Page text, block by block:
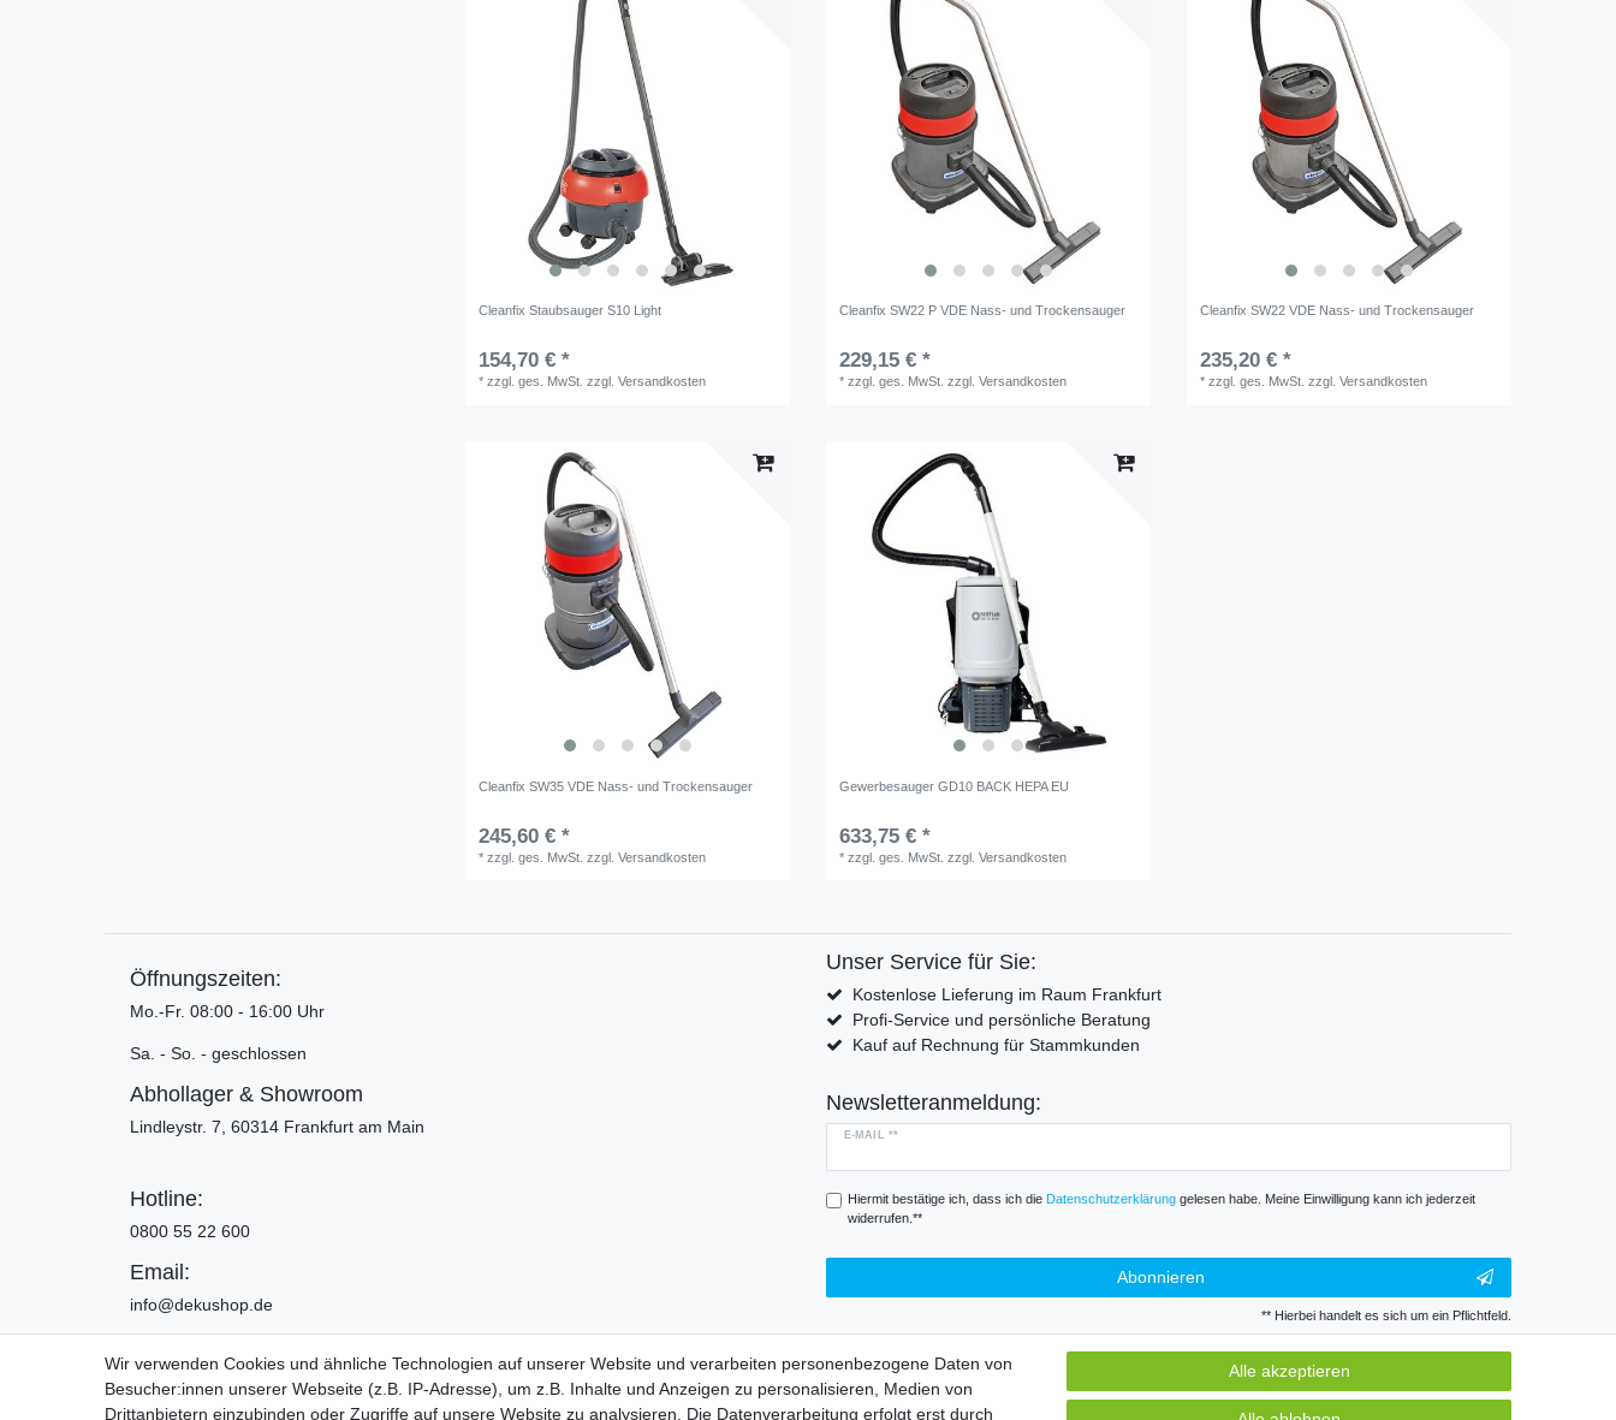
Cleanfix Staubsauger S10 Light
154,70 € *
*zzgl. ges. MwSt. zzgl.Versandkosten
Cleanfix SW22 P VDE Nass- und Trockensauger
229,15 € *
*zzgl. ges. MwSt. zzgl.Versandkosten
Cleanfix SW22 VDE Nass- und Trockensauger
235,20 € *
*zzgl. ges. MwSt. zzgl.Versandkosten
Cleanfix SW35 VDE Nass- und Trockensauger
245,60 € *
*zzgl. ges. MwSt. zzgl.Versandkosten
Gewerbesauger GD10 BACK HEPA EU
633,75 € *
*zzgl. ges. MwSt. zzgl.Versandkosten
Öffnungszeiten:
Mo.-Fr. 08:00 - 16:00 Uhr
Sa. - So. - geschlossen
Abhollager & Showroom
Lindleystr. 7, 60314 Frankfurt am Main
Hotline:
0800 55 22 600
Email:
info@dekushop.de
Unser Service für Sie:
Kostenlose Lieferung im Raum Frankfurt
Profi-Service und persönliche Beratung
Kauf auf Rechnung für Stammkunden
Newsletteranmeldung:
E-MAIL **
Hiermit bestätige ich, dass ich die Daten­schutz­erklärunggelesen habe. Meine Einwilligung kann ich jederzeit
widerrufen.**
Abonnieren
** Hierbei handelt es sich um ein Pflichtfeld.
Widerrufs­recht Widerrufs­formular Impressum Daten­schutz­erklärung AGB Kontakt
Wir verwenden Cookies und ähnliche Technologien auf unserer Website und verarbeiten personenbezogene Daten von
Besucher:innen unserer Webseite (z.B. IP-Adresse), um z.B. Inhalte und Anzeigen zu personalisieren, Medien von
Drittanbietern einzubinden oder Zugriffe auf unsere Website zu analysieren. Die Datenverarbeitung erfolgt erst durch
Alle akzeptieren